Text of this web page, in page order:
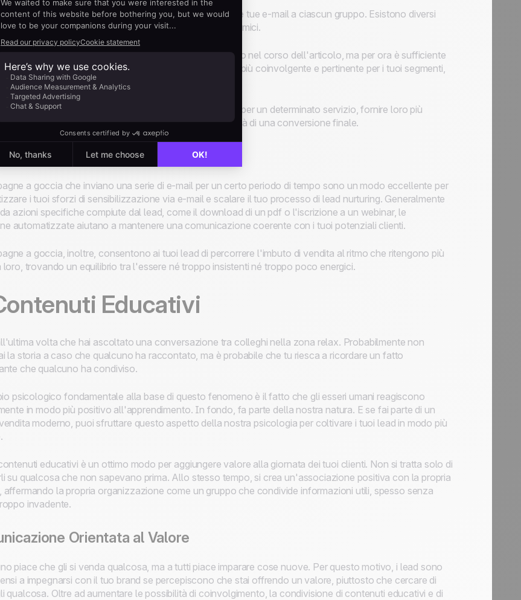
segmentata la tua lista, dovrai adattare i contenuti delle tue e-mail a ciascun gruppo. Esistono diversi
farlo, ma uno dei più efficaci è l'utilizzo di contenuti dinamici.
il tema dei contenuti dinamici in modo più approfondito nel corso dell'articolo, ma per ora è sufficiente
i contenuti dinamici consentono di creare un'esperienza più coinvolgente e pertinente per i tuoi segmenti,
di ciò per cui hanno già mostrato interesse.
se un particolare segmento ha dimostrato interesse per un determinato servizio, fornire loro più
che lo evidenziano non può che aumentare le possibilità di una conversione finale.
Drip Automatizzate
a goccia che inviano una serie di e-mail per un certo periodo di tempo sono un modo eccellente per
i tuoi sforzi di sensibilizzazione via e-mail e scalare il tuo processo di lead nurturing. Generalmente
azioni specifiche compiute dal lead, come il download di un pdf o l'iscrizione a un webinar, le
automatizzate aiutano a mantenere una comunicazione coerente con i tuoi potenziali clienti.
a goccia, inoltre, consentono ai tuoi lead di percorrere l'imbuto di vendita al ritmo che ritengono più
loro, trovando un equilibrio tra l'essere né troppo insistenti né troppo poco energici.
Educativi
volta che hai ascoltato una conversazione tra colleghi nella zona relax. Probabilmente non
la storia a caso che qualcuno ha raccontato, ma è probabile che tu riesca a ricordare un fatto
che qualcuno ha condiviso.
psicologico fondamentale alla base di questo fenomeno è il fatto che gli esseri umani reagiscono
in modo più positivo all'apprendimento. In fondo, fa parte della nostra natura. E se fai parte di un
moderno, puoi sfruttare questo aspetto della nostra psicologia per coltivare i tuoi lead in modo più
educativi è un ottimo modo per aggiungere valore alla giornata dei tuoi clienti. Non si tratta solo di
su qualcosa che non sapevano prima. Allo stesso tempo, si crea un'associazione positiva con la propria
affermando la propria organizzazione come un gruppo che condivide informazioni utili, spesso senza
invadente.
Orientata al Valore
piace che gli si venda qualcosa, ma a tutti piace imparare cose nuove. Per questo motivo, i lead sono
a impegnarsi con il tuo brand se percepiscono che stai offrendo un valore, piuttosto che cercare di
qualcosa. Oltre ad aumentare le possibilità di coinvolgimento, la condivisione di contenuti educativi e di